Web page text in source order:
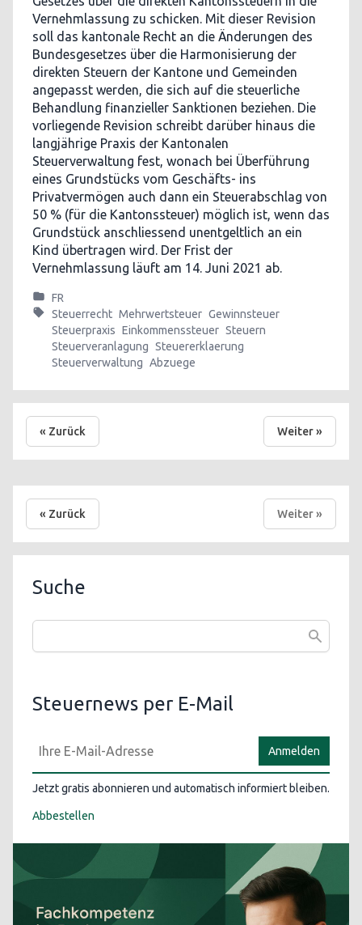
Vernehmlassung zu schicken. Mit dieser Revision
soll das kantonale Recht an die Änderungen des
Bundesgesetzes über die Harmonisierung der
direkten Steuern der Kantone und Gemeinden
angepasst werden, die sich auf die steuerliche
Behandlung finanzieller Sanktionen beziehen. Die
vorliegende Revision schreibt darüber hinaus die
langjährige Praxis der Kantonalen
Steuerverwaltung fest, wonach bei Überführung
eines Grundstücks vom Geschäfts- ins
Privatvermögen auch dann ein Steuerabschlag von
50 % (für die Kantonssteuer) möglich ist, wenn das
Grundstück anschliessend unentgeltlich an ein
Kind übertragen wird. Der Frist der
Vernehmlassung läuft am 14. Juni 2021 ab.
FR
Steuerrecht Mehrwertsteuer Gewinnsteuer
Steuerpraxis Einkommenssteuer Steuern
Steuerveranlagung Steuererklaerung
Steuerverwaltung Abzuege
« Zurück Weiter »
« Zurück Weiter »
Suche
Steuernews per E-Mail
Anmelden
Jetzt gratis abonnieren und automatisch informiert bleiben.
Abbestellen